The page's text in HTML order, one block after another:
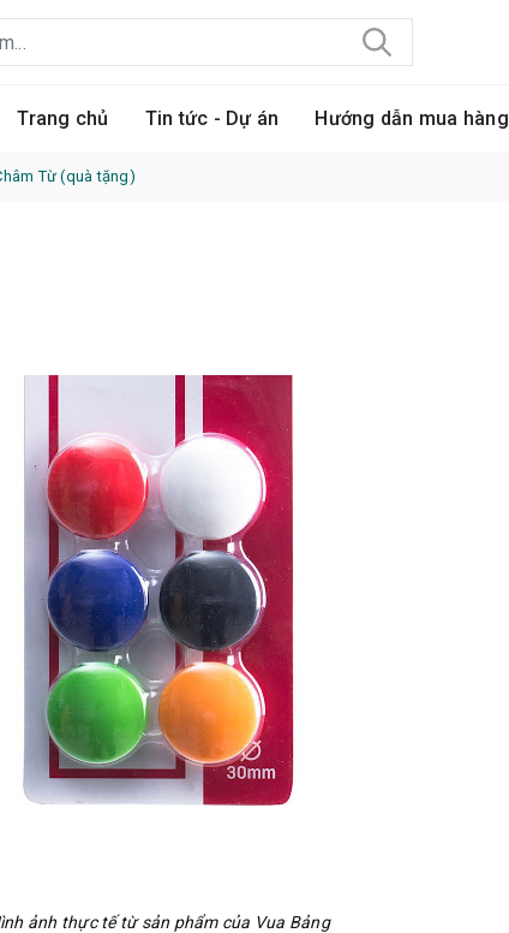
Trang chủ Tin tức - Dự án Hướng dẫn mua hàng
Từ (quà tặng)
ảnh thực tế từ sản phẩm của Vua Bảng